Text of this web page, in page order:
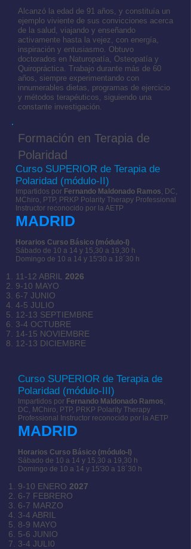
Alcanzó la edad de 91 años, y constituía un
ejemplo viviente de sus convicciones acerca
de la salud, viajando y enseñando
activamente hasta la vejez, con energía,
inspiración y entusiasmo. Obtuvo
doctorados en Naturopatía, Osteopatía y
Quiropráctica. Trabajo durante más de 60
años, siempre experimentando con
innumerables dietas, programas de ejercicio
y métodos terapéuticos, siguiendo una
constante investigación.
Formación en Terapia de
Polaridad
Curso SUPERIOR de Terapia de
Polaridad (módulo-II)
mpartidos por Fernando Maldonado Ramos, DC,
MChiro, PTP, PRKP Polarity Therapy Professional
Instructor reconocido por la AETP
MADRID
Horarios Curso Básico (módulo-I)
Sábado de 10 a 14 y 15,30 a 19,30 h
Domingo de 10 a 14 y 15'30 a 18´30 h
11-12 ABRIL 2026
9-10 MAYO
6-7 JUNIO
4-5 JULIO
12-13 SEPTIEMBRE
3-4 OCTUBRE
14-15 NOVIEMBRE
12-13 DICIEMBRE
Curso SUPERIOR de Terapia de
Polaridad (módulo-III)
mpartidos por Fernando Maldonado Ramos,
DC, MChiro, PTP, PRKP Polarity Therapy
Professional Instructor reconocido por la AETP
MADRID
Horarios Curso Básico (módulo-I)
Sábado de 10 a 14 y 15,30 a 19,30 h
Domingo de 10 a 14 y 15'30 a 18´30 h
9-10 ENERO 2027
6-7 FEBRERO
6-7 MARZO
3-4 ABRIL
8-9 MAYO
5-6 JUNIO
3-4 JULI0